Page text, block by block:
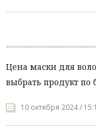
Цена маски для
выбрать продукт по
10 октября 2024 /